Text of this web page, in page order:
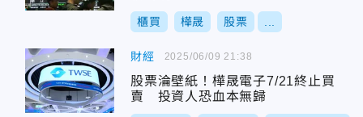
櫃買 樺晟 股票
財經
股票淪壁紙！樺晟電子7/21終止買
賣 投資人恐血本無歸
2025/06/09 21:38